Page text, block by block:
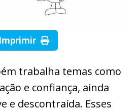
Imprimir
trabalha temas como
e confiança, ainda
e descontraída. Esses